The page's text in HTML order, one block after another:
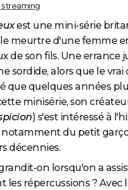
streaming
est une mini-série
meurtre d'une femme
de son fils. Une errance
sordide, alors que le
que quelques années
minisérie, son
) s'est intéressé à
notamment du petit
décennies.
on lorsqu'on a
les répercussions ? Avec